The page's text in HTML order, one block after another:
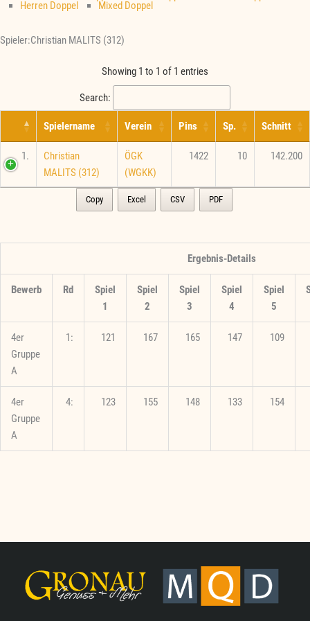
Herren Doppel Mixed Doppel
Spieler:Christian MALITS (312)
Showing 1 to 1 of 1 entries
Search:
Spielername Verein Pins Sp. Schnitt
1.
Christian
MALITS (312)
ÖGK
(WGKK)
1422 10 142.200
Copy Excel CSV PDF
Ergebnis-Details
Bewerb Rd
Spiel
1
Spiel
2
Spiel
3
Spiel
4
Spiel
5
4er
Gruppe
A
1: 121 167 165 147 109
4er
Gruppe
A
4: 123 155 148 133 154